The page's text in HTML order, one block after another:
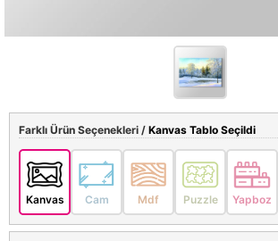
Farklı Ürün Seçenekleri / Kanvas Tablo Seçildi
Kanvas Cam Mdf Puzzle Yapboz